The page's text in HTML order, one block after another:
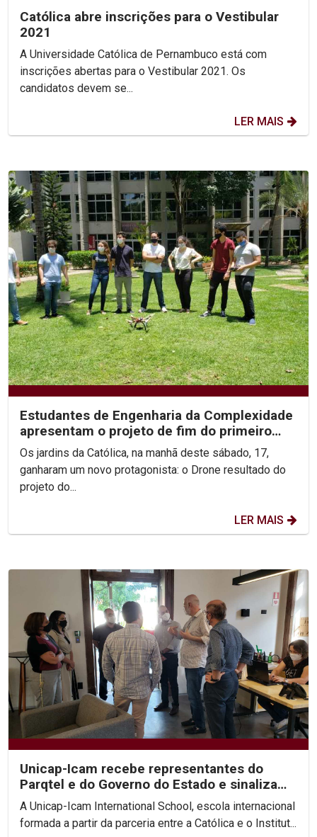
Católica abre inscrições para o Vestibular
2021
A Universidade Católica de Pernambuco está com
inscrições abertas para o Vestibular 2021. Os
candidatos devem se...
LER MAIS
Estudantes de Engenharia da Complexidade
apresentam o projeto de fim do primeiro
ano do curso
Os jardins da Católica, na manhã deste sábado, 17,
ganharam um novo protagonista: o Drone resultado do
projeto do...
LER MAIS
Unicap-Icam recebe representantes do
Parqtel e do Governo do Estado e sinaliza
novas parcerias
A Unicap-Icam International School, escola internacional
formada a partir da parceria entre a Católica e o Institut...